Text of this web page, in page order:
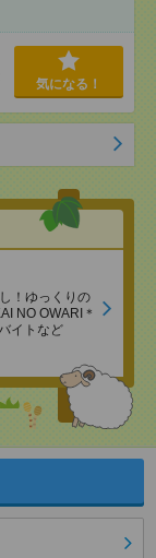
気になる！
！ゆっくりの
NO OWARI＊
イトなど